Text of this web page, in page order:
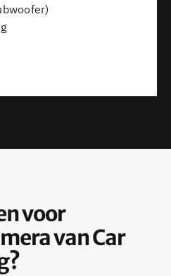
voor
van Car